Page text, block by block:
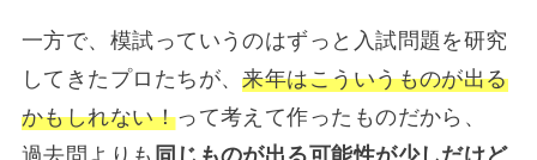
一方で、模試っていうのはずっと入試問題を研究
してきたプロたちが、来年はこういうものが出る
かもしれない！って考えて作ったものだから、
過去問よりも 同じものが出る可能性が少しだけど